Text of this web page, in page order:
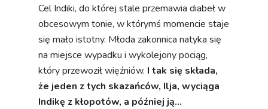
Cel Indiki, do której stale przemawia diabeł w
obcesowym tonie, w którymś momencie staje
się mało istotny. Młoda zakonnica natyka się
na miejsce wypadku i wykolejony pociąg,
który przewoził więźniów. I tak się składa,
że jeden z tych skazańców, Ilja, wyciąga
Indikę z kłopotów, a później ją...